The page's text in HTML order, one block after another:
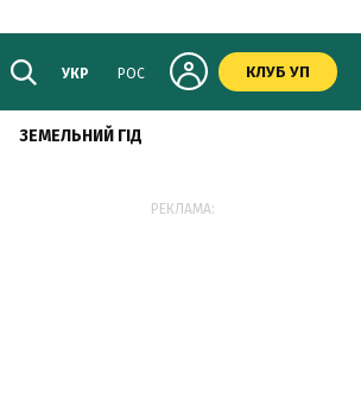
УКР РОС КЛУБ УП
ЗЕМЕЛЬНИЙ ГІД
РЕКЛАМА: